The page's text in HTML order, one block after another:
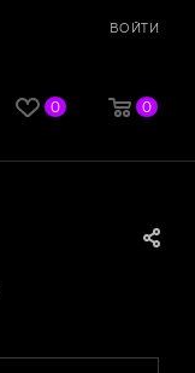
ВОЙТИ
0 0